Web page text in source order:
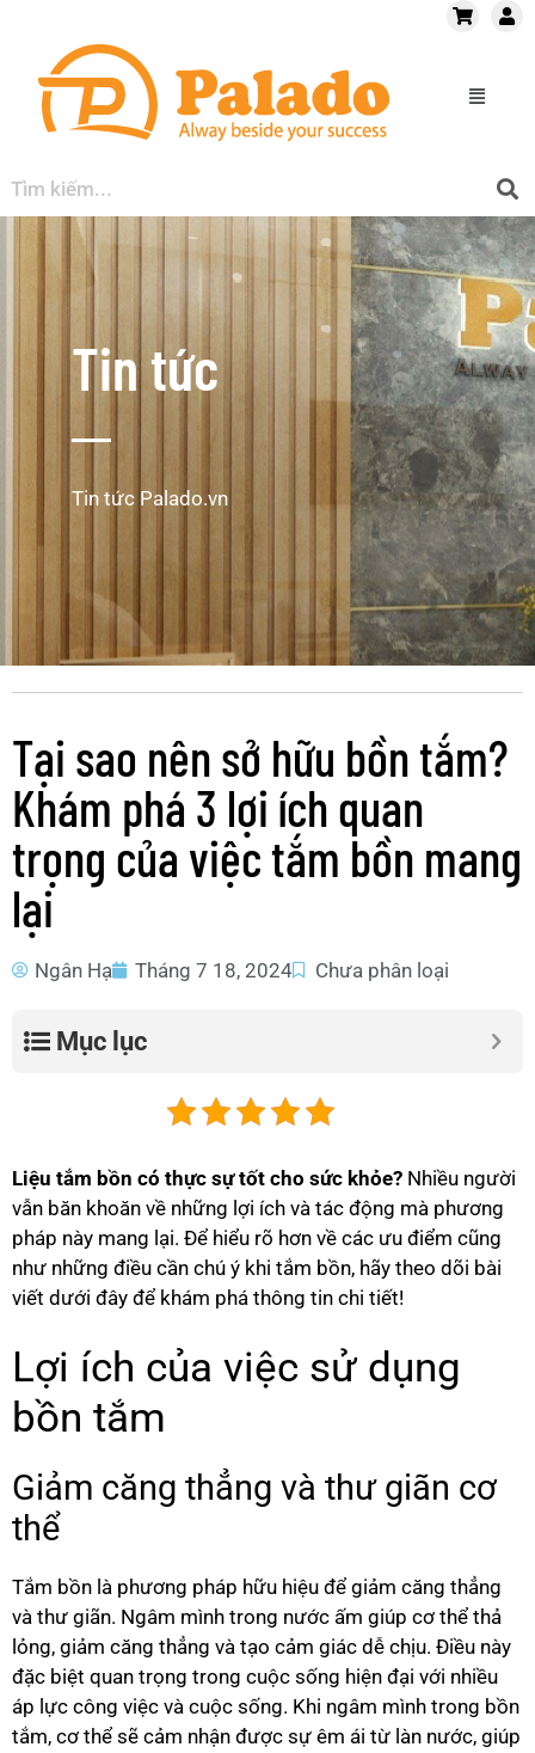
Tin tức
Tin tức Palado.vn
Tại sao nên sở hữu bồn tắm?
Khám phá 3 lợi ích quan
trọng của việc tắm bồn mang
lại
Ngân Hạ Tháng 7 18, 2024 Chưa phân loại
Mục lục
Liệu tắm bồn có thực sự tốt cho sức khỏe? Nhiều người
vẫn băn khoăn về những lợi ích và tác động mà phương
pháp này mang lại. Để hiểu rõ hơn về các ưu điểm cũng
như những điều cần chú ý khi tắm bồn, hãy theo dõi bài
viết dưới đây để khám phá thông tin chi tiết!
Lợi ích của việc sử dụng
bồn tắm
Giảm căng thẳng và thư giãn cơ
thể
Tắm bồn là phương pháp hữu hiệu để giảm căng thẳng
và thư giãn. Ngâm mình trong nước ấm giúp cơ thể thả
lỏng, giảm căng thẳng và tạo cảm giác dễ chịu. Điều này
đặc biệt quan trọng trong cuộc sống hiện đại với nhiều
áp lực công việc và cuộc sống. Khi ngâm mình trong bồn
tắm, cơ thể sẽ cảm nhận được sự êm ái từ làn nước, giúp